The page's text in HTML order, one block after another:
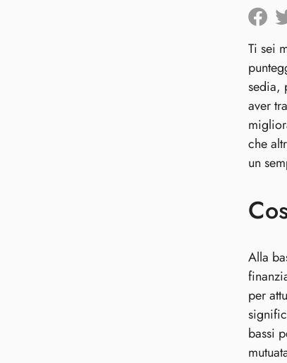
Ti sei
sedia,
aver
che
un
Alla
per
bassi